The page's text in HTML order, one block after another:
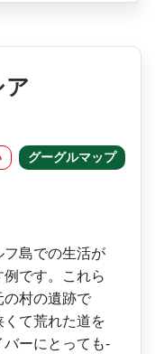
ア
グーグルマップ
フ島での生活が
です。これら
の村­の遺跡で
て荒れた­道を
バーにとっても­